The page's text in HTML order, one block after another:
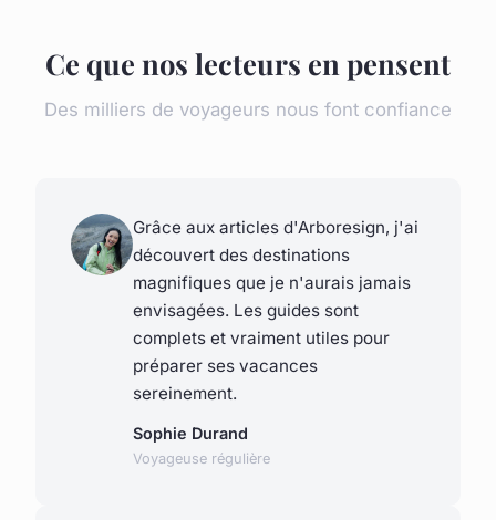
Ce que nos lecteurs en pensent
Des milliers de voyageurs nous font confiance
Grâce aux articles d'Arboresign, j'ai
découvert des destinations
magnifiques que je n'aurais jamais
envisagées. Les guides sont
complets et vraiment utiles pour
préparer ses vacances
sereinement.
Sophie Durand
Voyageuse régulière